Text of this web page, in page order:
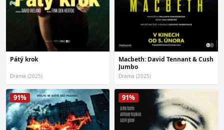
Pátý krok
Drama (2025)
Macbeth: David Tennant & Cush
Jumbo
Drama (2025)
91% 91%